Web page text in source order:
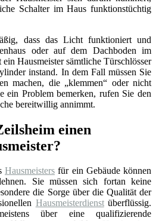
Schalter im Haus funktionstüchtig
dass das Licht funktioniert und
oder auf dem Dachboden im
Hausmeister sämtliche Türschlösser
instand. In dem Fall müssen Sie
machen, die „klemmen“ oder nicht
ein Problem bemerken, rufen Sie den
bereitwillig annimmt.
einen
Hausmeisters für ein Gebäude können
Sie müssen sich fortan keine
die Sorge über die Qualität der
Hausmeisterdienstüberflüssig.
über eine qualifizierende